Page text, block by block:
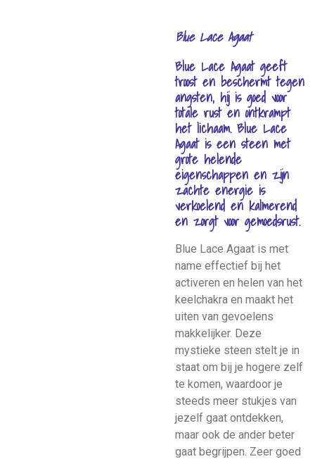
Blue Lace Agaat
Blue Lace Agaat geeft
troost en beschermt tegen
angsten, hij is goed voor
totale rust en ontkrampt
het lichaam. Blue Lace
Agaat is een steen met
grote helende
eigenschappen en zijn
zachte energie is
verkoelend en kalmerend
en zorgt voor gemoedsrust.
Blue Lace Agaat is met
name effectief bij het
activeren en helen van het
keelchakra en maakt het
uiten van gevoelens
makkelijker. Deze
mystieke steen stelt je in
staat om bij je hogere zelf
te komen, waardoor je
steeds meer stukjes van
jezelf gaat ontdekken,
maar ook de ander beter
gaat begrijpen. Zeer goed